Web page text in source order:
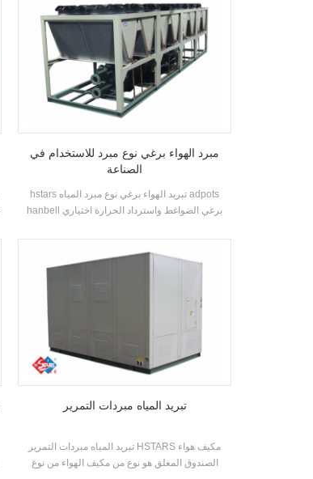
مبرد الهواء برغي نوع مبرد للاستخدام في
الصناعة
hstars تبريد الهواء برغي نوع مبرد المياه adpots
hanbell برغي الضواغط واسترداد الحرارة اختياري
سهلة.
تبريد المياه مبردات التمرير
تبريد المياه مبردات التمرير HSTARS مكيف هواء
الصندوق المغلق هو نوع من مكيف الهواء من نوع